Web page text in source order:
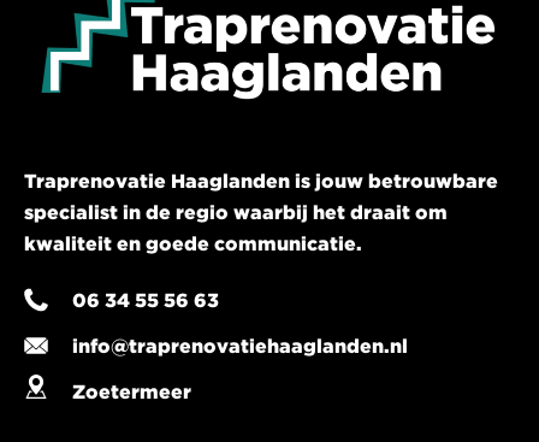
Traprenovatie Haaglanden is jouw betrouwbare
specialist in de regio waarbij het draait om
kwaliteit en goede communicatie.
06 34 55 56 63
info@traprenovatiehaaglanden.nl
Zoetermeer